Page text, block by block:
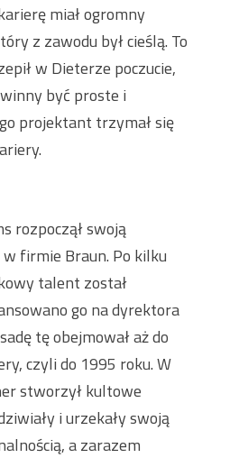
miał ogromny
z zawodu był cieślą. To
w Dieterze poczucie,
być proste i
projektant trzymał się
rozpoczął swoją
firmie Braun. Po kilku
talent został
go na dyrektora
tę obejmował aż do
czyli do 1995 roku. W
stworzył kultowe
i urzekały swoją
a zarazem